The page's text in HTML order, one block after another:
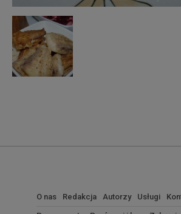
O nas Redakcja Autorzy Usługi